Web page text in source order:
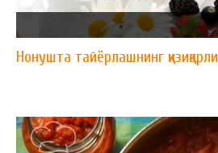
Нонушта тайёрлашнинг